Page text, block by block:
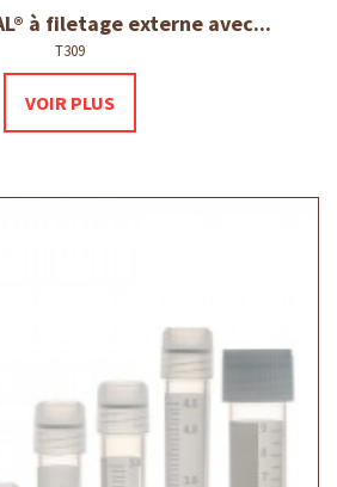
à filetage externe avec...
T309
VOIR PLUS